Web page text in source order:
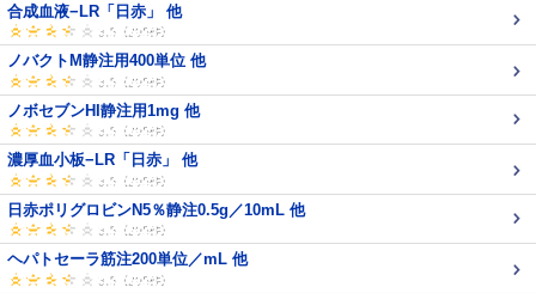
合成血液−LR「日赤」 他
ノバクトM静注用400単位 他
ノボセブンHI静注用1mg 他
濃厚血小板−LR「日赤」 他
日赤ポリグロビンN5％静注0.5g／10mL 他
ヘパトセーラ筋注200単位／mL 他